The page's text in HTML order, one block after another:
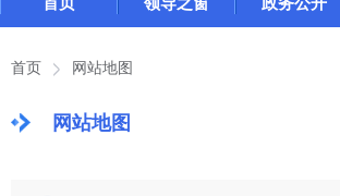
首页 网站地图
网站地图